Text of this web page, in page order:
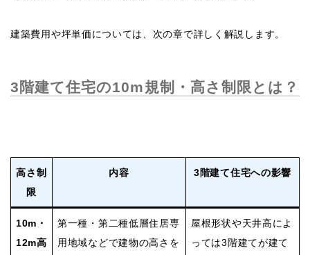
建築費用や坪単価については、次の章で詳しく解説します。
3階建て住宅の10m規制・高さ制限とは？
高さ制
限
内容 3階建て住宅への影響
10m・
12m高
第一種・第二種低層住居専
用地域などで建物の高さを
屋根形状や天井高によ
っては3階建てが建て